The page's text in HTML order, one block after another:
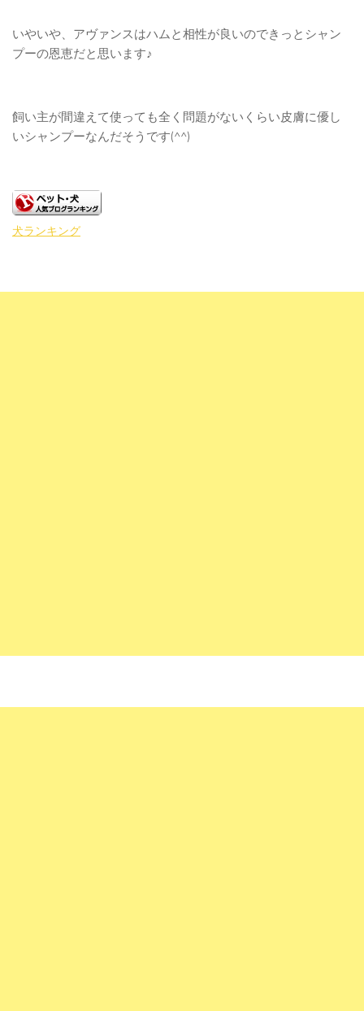
いやいや、アヴァンスはハムと相性が良いのできっとシャン
プーの恩恵だと思います♪
飼い主が間違えて使っても全く問題がないくらい皮膚に優し
いシャンプーなんだそうです(^^)
犬ランキング